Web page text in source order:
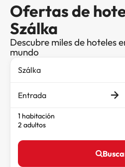
Ofertas de
Szálka
Descubre miles de hoteles
mundo
Entrada
1 habitación
2 adultos